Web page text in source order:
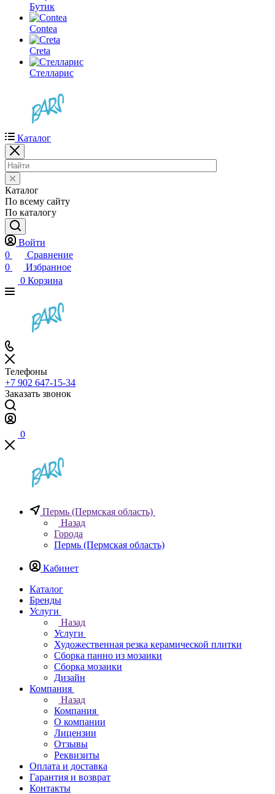
Бутик
Contea
Creta
Стелларис
Каталог
Каталог
По всему сайту
По каталогу
Войти
0
Сравнение
0
Избранное
0 Корзина
Телефоны
+7 902 647-15-34
Заказать звонок
0
Пермь (Пермская область)
Назад
Города
Пермь (Пермская область)
Кабинет
Каталог
Бренды
Услуги
Назад
Услуги
Художественная резка керамической плитки
Сборка панно из мозаики
Сборка мозаики
Дизайн
Компания
Назад
Компания
О компании
Лицензии
Отзывы
Реквизиты
Оплата и доставка
Гарантия и возврат
Контакты